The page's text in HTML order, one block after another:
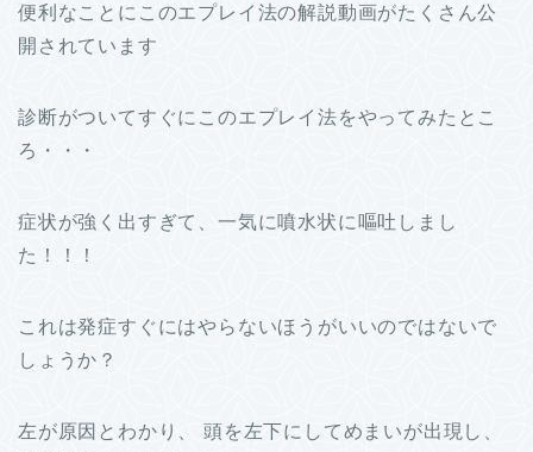
便利なことにこのエプレイ法の解説動画がたくさん公
開されています
診断がついてすぐにこのエプレイ法をやってみたとこ
ろ・・・
症状が強く出すぎて、一気に噴水状に嘔吐しまし
た！！！
これは発症すぐにはやらないほうがいいのではないで
しょうか？
左が原因とわかり、 頭を左下にしてめまいが出現し、